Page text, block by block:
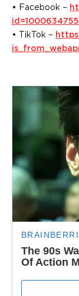
• Facebook –
• TikTok –